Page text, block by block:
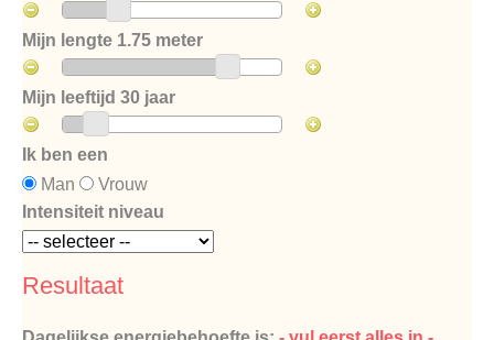
Mijn lengte 1.75 meter
Mijn leeftijd 30 jaar
Ik ben een
Man
Vrouw
Intensiteit niveau
Resultaat